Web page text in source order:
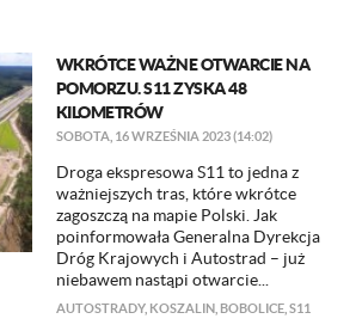
WKRÓTCE WAŻNE OTWARCIE NA
POMORZU. S11 ZYSKA 48
KILOMETRÓW
SOBOTA, 16 WRZEŚNIA 2023 (14:02)
Droga ekspresowa S11 to jedna z
ważniejszych tras, które wkrótce
zagoszczą na mapie Polski. Jak
poinformowała Generalna Dyrekcja
Dróg Krajowych i Autostrad – już
niebawem nastąpi otwarcie...
AUTOSTRADY, KOSZALIN, BOBOLICE, S11